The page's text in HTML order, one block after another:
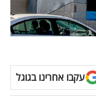
עקבו אחרינו בגוגל